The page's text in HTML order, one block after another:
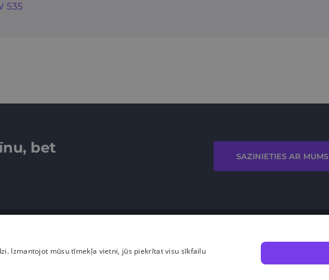
535
bet
SAZINIETIES AR MUMS
Caramba.lt
Izmantojot mūsu tīmekļa vietni, jūs piekrītat visu sīkfailu